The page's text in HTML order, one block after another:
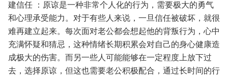
建信任：原谅是一种非常个人化的行为，需要极大的勇气
和心理承受能力。对于有些人来说，一旦信任被破坏，就很
难再建立起来。每次面对老公都会想起他的背叛行为，心中
充满怀疑和猜忌，这种情绪长期积累会对自己的身心健康造
成极大的伤害。而另一些人可能能够在一定程度上放下过
去，选择原谅，但这也需要老公积极配合，通过长时间的行